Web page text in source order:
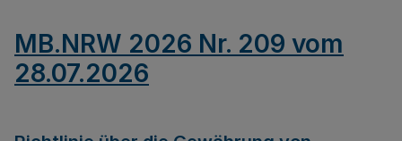
MB.NRW 2026 Nr. 209 vom
28.07.2026